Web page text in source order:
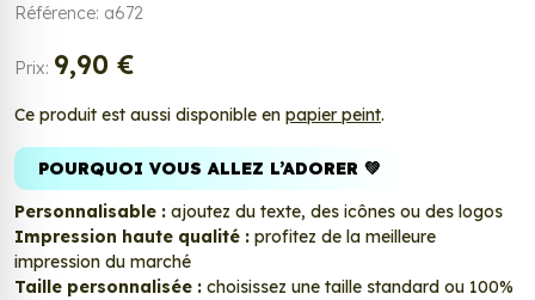
Référence: a672
Prix: 9,90 €
Ce produit est aussi disponible en papier peint.
POURQUOI VOUS ALLEZ L’ADORER 💚
Personnalisable : ajoutez du texte, des icônes ou des logos
Impression haute qualité : profitez de la meilleure
impression du marché
Taille personnalisée : choisissez une taille standard ou 100%